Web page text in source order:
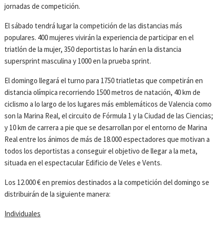
jornadas de competición.
El sábado tendrá lugar la competición de las distancias más
populares. 400 mujeres vivirán la experiencia de participar en el
triatlón de la mujer, 350 deportistas lo harán en la distancia
supersprint masculina y 1000 en la prueba sprint.
El domingo llegará el turno para 1750 triatletas que competirán en
distancia olímpica recorriendo 1500 metros de natación, 40 km de
ciclismo a lo largo de los lugares más emblemáticos de Valencia como
son la Marina Real, el circuito de Fórmula 1 y la Ciudad de las Ciencias;
y 10 km de carrera a pie que se desarrollan por el entorno de Marina
Real entre los ánimos de más de 18.000 espectadores que motivan a
todos los deportistas a conseguir el objetivo de llegar a la meta,
situada en el espectacular Edificio de Veles e Vents.
Los 12.000 € en premios destinados a la competición del domingo se
distribuirán de la siguiente manera:
Individuales